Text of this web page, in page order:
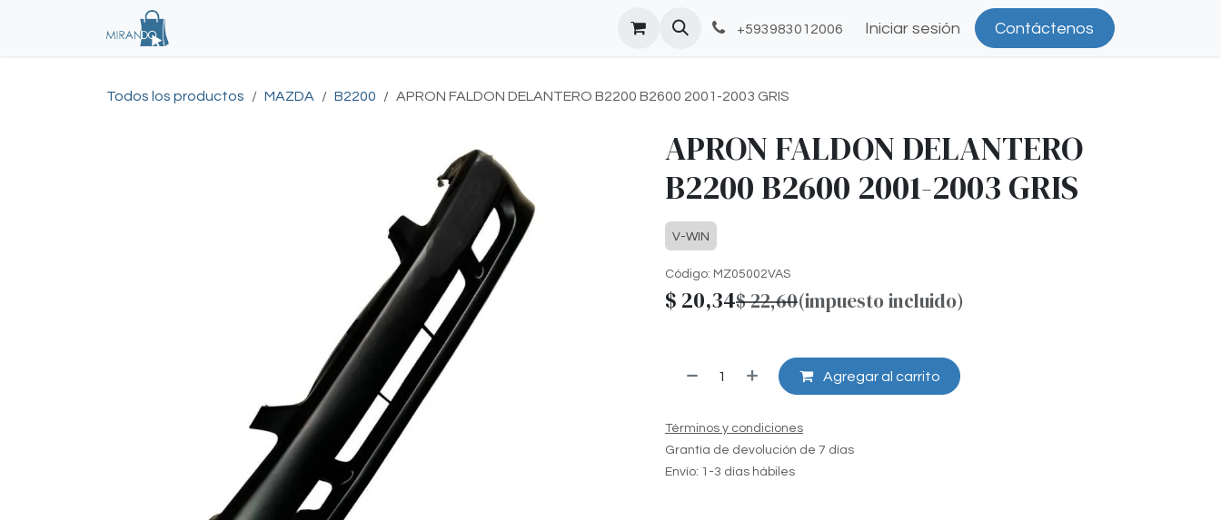
+593983012006 Iniciar sesión Contáctenos
Todos los productos MAZDA B2200 APRON FALDON DELANTERO B2200 B2600 2001-2003 GRIS
APRON FALDON DELANTERO
B2200 B2600 2001-2003 GRIS
V-WIN
Código: MZ05002VAS
$ 20,34$22,60(impuesto incluido)
Agregar al carrito
Términos y condiciones
Grantía de devolución de 7 días
Envío: 1-3 días hábiles